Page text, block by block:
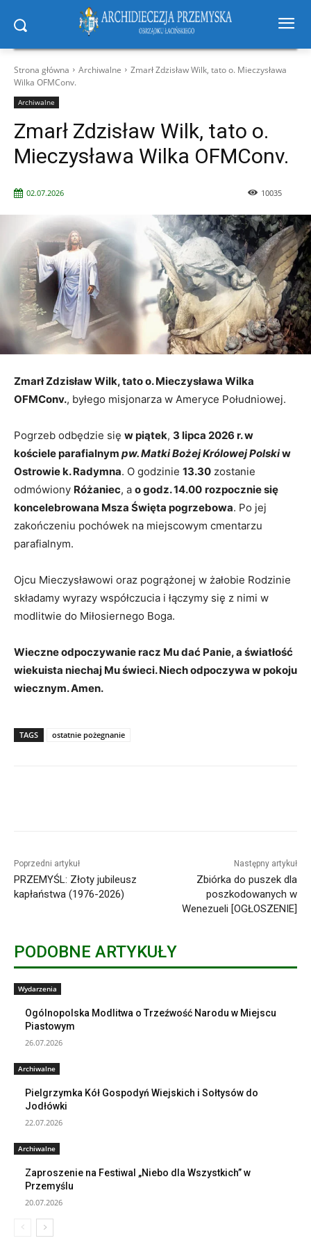
Strona główna Archiwalne
Zmarł Zdzisław Wilk, tato o. Mieczysława
Wilka OFMConv.
Archiwalne
Zmarł Zdzisław Wilk, tato o.
Mieczysława Wilka OFMConv.
02.07.2026 10035
Zmarł Zdzisław Wilk, tato o. Mieczysława Wilka
OFMConv., byłego misjonarza w Ameryce Południowej.
Pogrzeb odbędzie się w piątek, 3 lipca 2026 r. w
kościele parafialnym pw. Matki Bożej Królowej Polskiw
Ostrowie k. Radymna. O godzinie 13.30 zostanie
odmówiony Różaniec, a o godz. 14.00 rozpocznie się
koncelebrowana Msza Święta pogrzebowa. Po jej
zakończeniu pochówek na miejscowym cmentarzu
parafialnym.
Ojcu Mieczysławowi oraz pogrążonej w żałobie Rodzinie
składamy wyrazy współczucia i łączymy się z nimi w
modlitwie do Miłosiernego Boga.
Wieczne odpoczywanie racz Mu dać Panie, a światłość
wiekuista niechaj Mu świeci. Niech odpoczywa w pokoju
wiecznym. Amen.
TAGS ostatnie pożegnanie
Poprzedni artykuł
PRZEMYŚL: Złoty jubileusz
kapłaństwa (1976-2026)
Następny artykuł
Zbiórka do puszek dla
poszkodowanych w
Wenezueli [OGŁOSZENIE]
PODOBNE ARTYKUŁY
Wydarzenia
Ogólnopolska Modlitwa o Trzeźwość Narodu w Miejscu
Piastowym
26.07.2026
Archiwalne
Pielgrzymka Kół Gospodyń Wiejskich i Sołtysów do
Jodłówki
22.07.2026
Archiwalne
Zaproszenie na Festiwal „Niebo dla Wszystkich” w
Przemyślu
20.07.2026